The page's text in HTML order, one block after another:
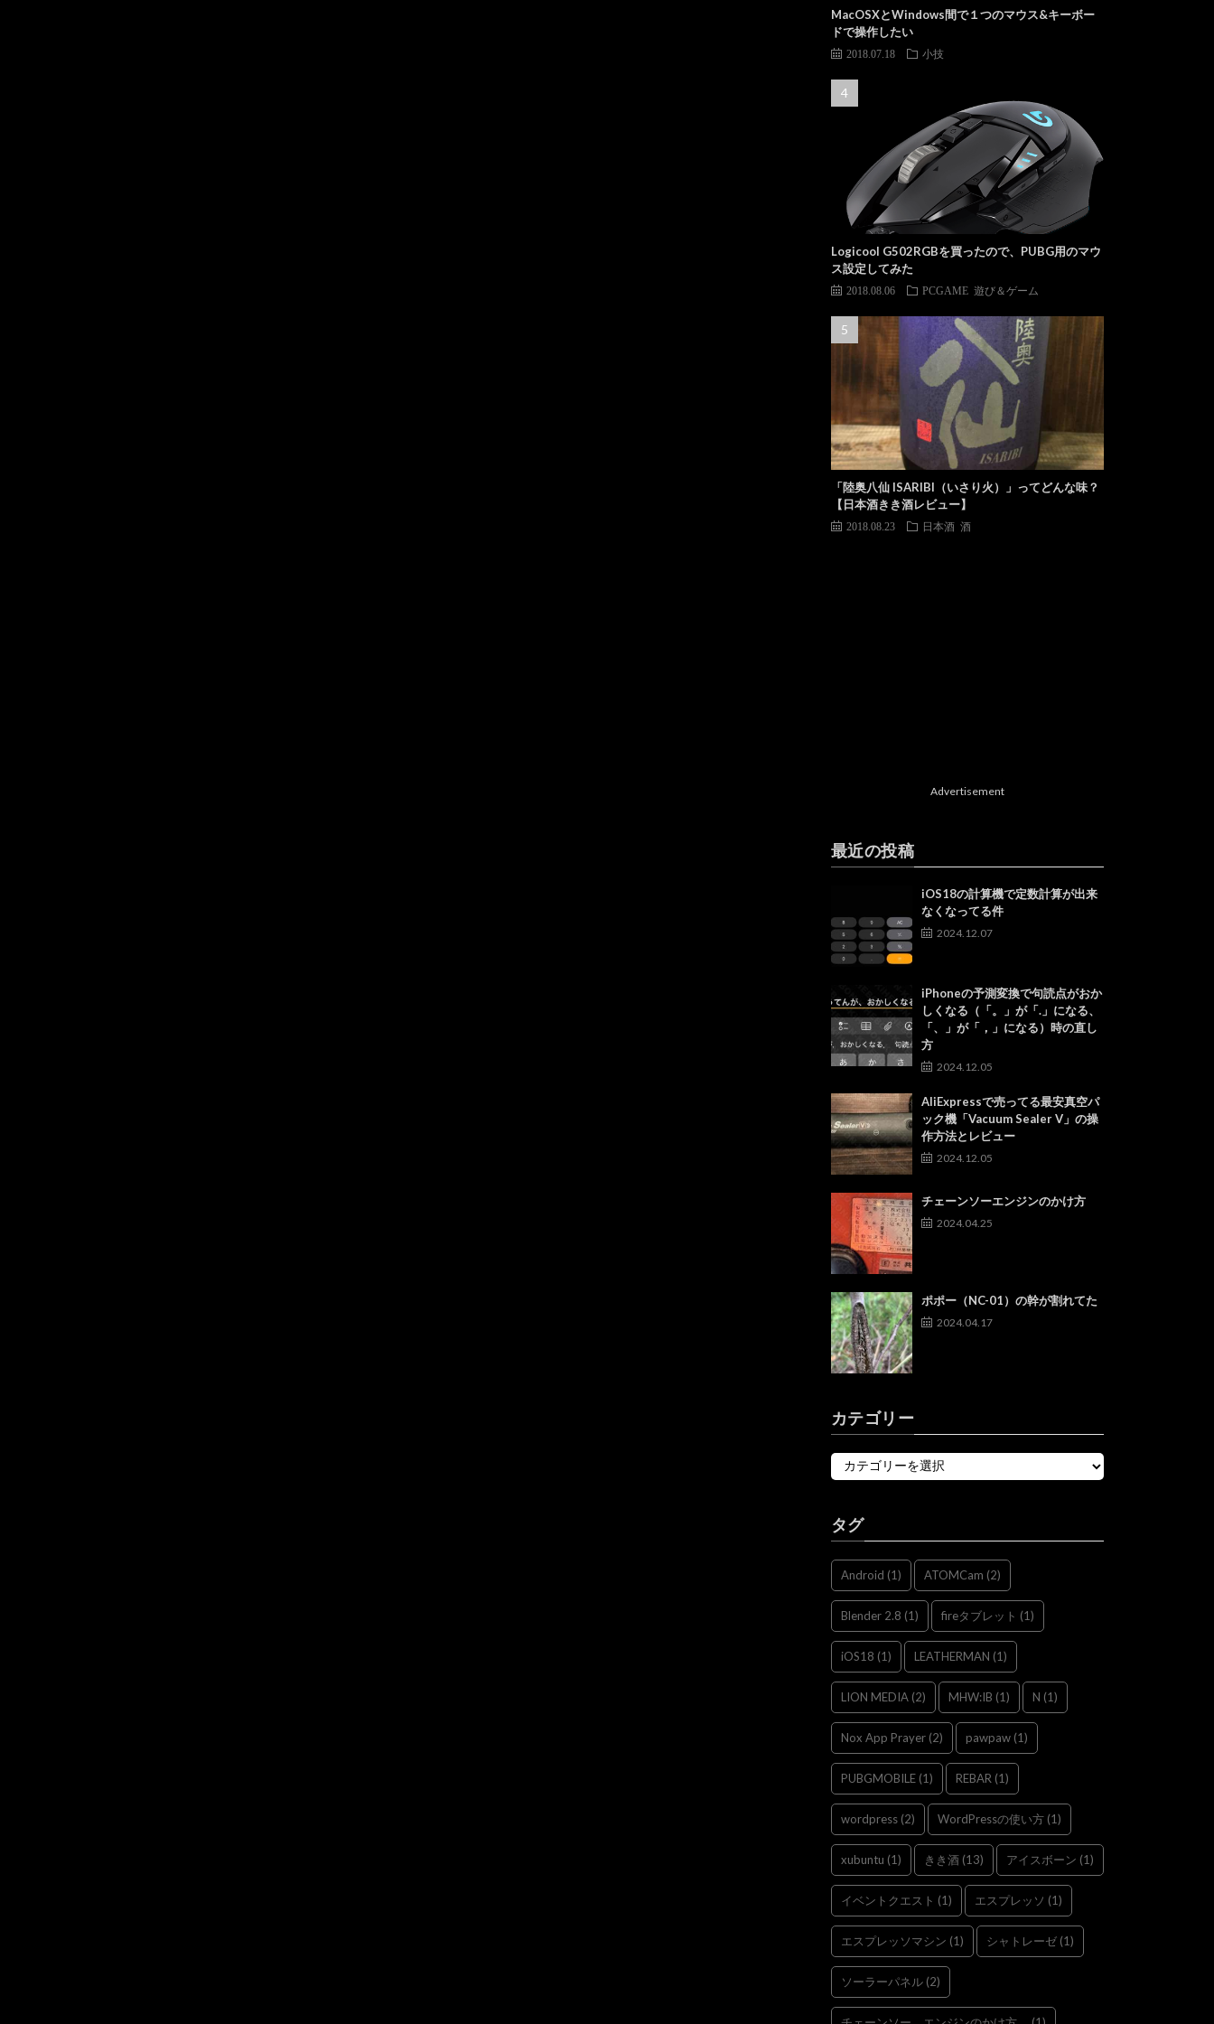
MacOSXとWindows間で１つのマウス&キーボー
ドで操作したい
2018.07.18 小技
Logicool G502RGBを買ったので、PUBG用のマウ
ス設定してみた
2018.08.06 PCGAME 遊び＆ゲーム
「陸奥八仙 ISARIBI（いさり火）」ってどんな味？
【日本酒きき酒レビュー】
2018.08.23 日本酒 酒
Advertisement
最近の投稿
iOS18の計算機で定数計算が出来
なくなってる件
2024.12.07
iPhoneの予測変換で句読点がおか
しくなる（「。」が「.」になる、
「、」が「，」になる）時の直し
方
2024.12.05
AliExpressで売ってる最安真空パ
ック機「Vacuum Sealer V」の操
作方法とレビュー
2024.12.05
チェーンソーエンジンのかけ方
2024.04.25
ポポー（NC-01）の幹が割れてた
2024.04.17
カテゴリー
タグ
Android (1) ATOMCam (2)
Blender 2.8 (1) fireタブレット (1)
iOS18 (1) LEATHERMAN (1)
LION MEDIA(2) MHW:IB (1) N (1)
Nox App Prayer(2) pawpaw(1)
PUBGMOBILE(1) REBAR (1)
wordpress(2) WordPressの使い方(1)
xubuntu (1) きき酒(13) アイスボーン (1)
イベントクエスト (1) エスプレッソ (1)
エスプレッソマシン (1) シャトレーゼ(1)
ソーラーパネル(2)